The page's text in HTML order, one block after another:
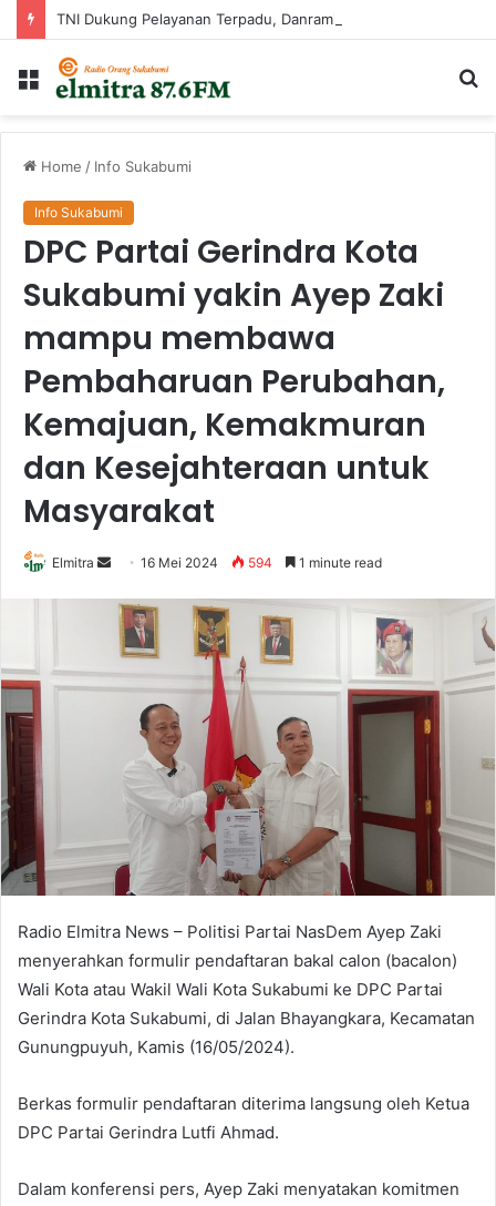
Menu
Home / Info Sukabumi
Info Sukabumi
DPC Partai Gerindra Kota
Sukabumi yakin Ayep Zaki
mampu membawa
Pembaharuan Perubahan,
Kemajuan, Kemakmuran
dan Kesejahteraan untuk
Masyarakat
Elmitra
Send
email
16 Mei 2024 594 1 minute read
Radio Elmitra News – Politisi Partai NasDem Ayep Zaki
menyerahkan formulir pendaftaran bakal calon (bacalon)
Wali Kota atau Wakil Wali Kota Sukabumi ke DPC Partai
Gerindra Kota Sukabumi, di Jalan Bhayangkara, Kecamatan
Gunungpuyuh, Kamis (16/05/2024).
Berkas formulir pendaftaran diterima langsung oleh Ketua
DPC Partai Gerindra Lutfi Ahmad.
Dalam konferensi pers, Ayep Zaki menyatakan komitmen